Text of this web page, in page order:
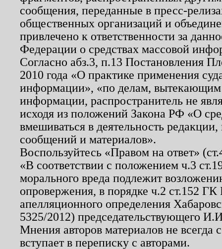
сообщения, переданные в пресс-
общественных организаций и
привлечено к ответственности за
Федерации о средствах массовой
Согласно абз.3, п.13 Постановления
2010 года «О практике применения
информации», «по делам, вытекающим
информации, распространитель не
исходя из положений Закона РФ «О
вмешиваться в деятельность
сообщений и материалов».
Воспользуйтесь «Правом на ответ»
«В соответствии с положением ч.3
морального вреда подлежит
опровержения, в порядке ч.2 ст.152
апелляционного определения
5325/2012) председательствующего
Мнения авторов материалов не
вступает в переписку с авторами.